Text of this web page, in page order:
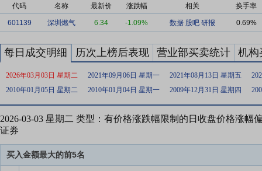
代码 名称 最新价 涨跌幅 相关 换手率
601139 深圳燃气 6.34 -1.09% 数据 股吧 研报 0.69%
每日成交明细 历次上榜后表现 营业部买卖统计 机构
2026年03月03日 星期二 2021年09月06日 星期一 2021年08月13日 星期五
2010年01月05日 星期二
2010年01月04日 星期一 2009年12月31日 星期四
2026-03-03 星期二 类型：有价格涨跌幅限制的日收盘价格涨幅
证券
买入金额最大的前5名